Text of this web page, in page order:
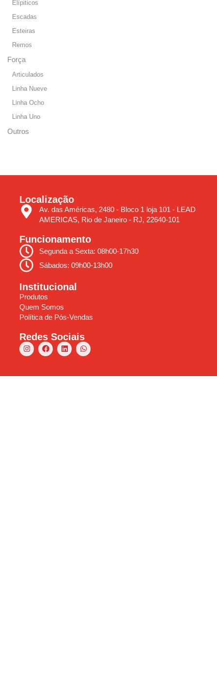
Elípiticos
Escadas
Esteiras
Remos
Força
Articulados
Linha Nueve
Linha Ocho
Linha Uno
Outros
Localização
Av. das Américas, 2480 - Bloco 1 loja 101 - LEAD
AMERICAS, Rio de Janeiro - RJ, 22640-101
Funcionamento
Segunda a Sexta: 08h00-17h30
Sábados: 09h00-13h00
Institucional
Produtos
Quem Somos
Política de Pós-Vendas
Redes Sociais